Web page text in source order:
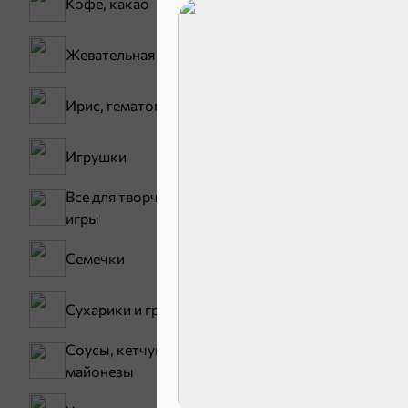
Жевательная резинка
Ирис, гематоген
Игрушки
Все для творчества,
игры
Семечки
Сухарики и гренки
Соусы, кетчупы,
майонезы